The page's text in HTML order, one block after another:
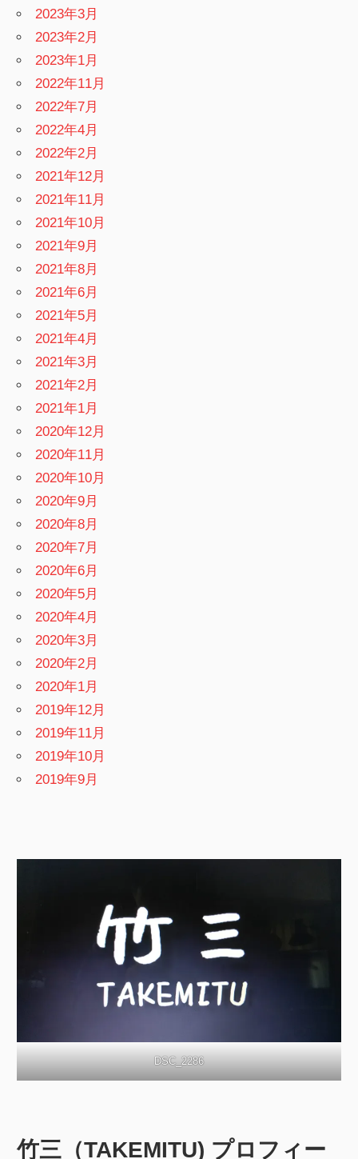
2023年3月
2023年2月
2023年1月
2022年11月
2022年7月
2022年4月
2022年2月
2021年12月
2021年11月
2021年10月
2021年9月
2021年8月
2021年6月
2021年5月
2021年4月
2021年3月
2021年2月
2021年1月
2020年12月
2020年11月
2020年10月
2020年9月
2020年8月
2020年7月
2020年6月
2020年5月
2020年4月
2020年3月
2020年2月
2020年1月
2019年12月
2019年11月
2019年10月
2019年9月
DSC_2286
竹三（TAKEMITU) プロフィー